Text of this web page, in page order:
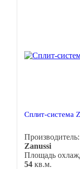
Сплит-система
Производитель:
Zanussi
Площадь
54 кв.м.